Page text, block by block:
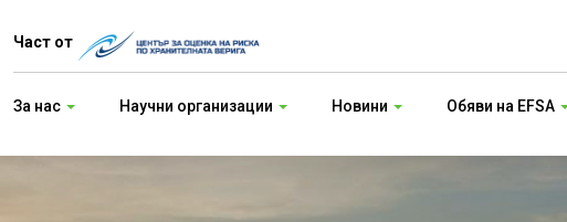
Част от
За нас Научни организации Новини Обяви на EFSA